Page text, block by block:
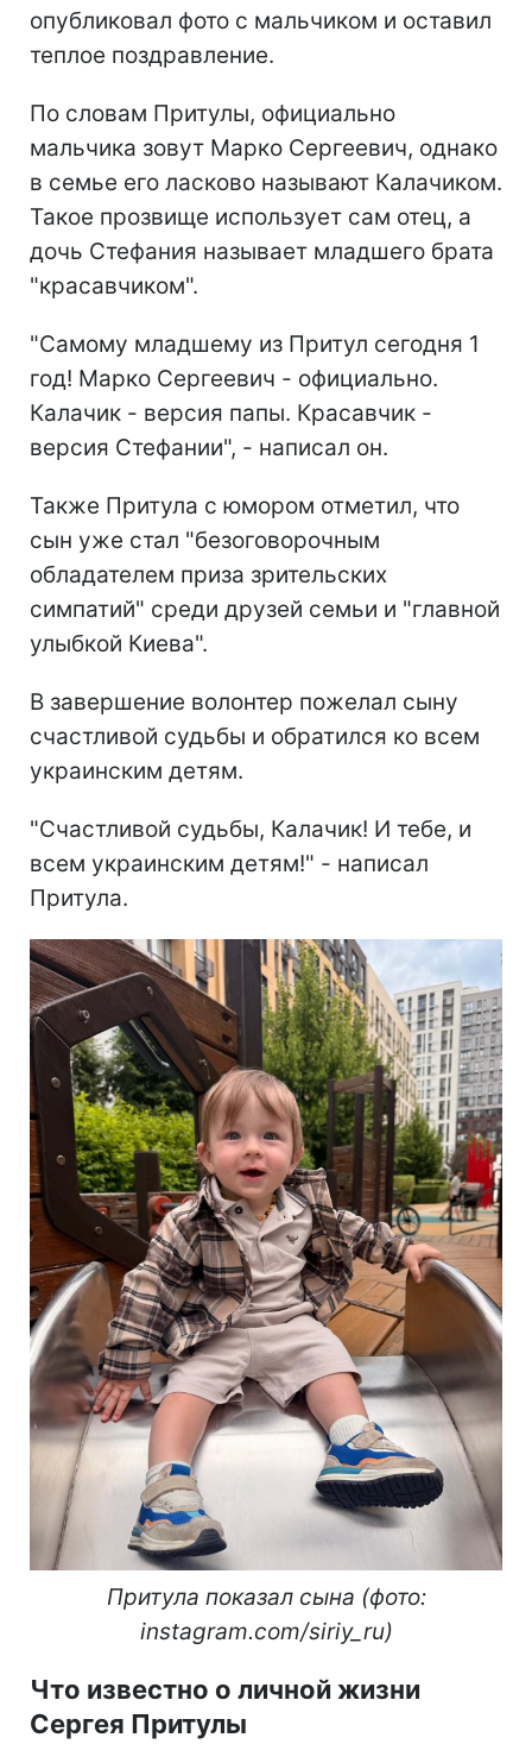
опубликовал фото с мальчиком и оставил
теплое поздравление.
По словам Притулы, официально
мальчика зовут Марко Сергеевич, однако
в семье его ласково называют Калачиком.
Такое прозвище использует сам отец, а
дочь Стефания называет младшего брата
"красавчиком".
"Самому младшему из Притул сегодня 1
год! Марко Сергеевич - официально.
Калачик - версия папы. Красавчик -
версия Стефании", - написал он.
Также Притула с юмором отметил, что
сын уже стал "безоговорочным
обладателем приза зрительских
симпатий" среди друзей семьи и "главной
улыбкой Киева".
В завершение волонтер пожелал сыну
счастливой судьбы и обратился ко всем
украинским детям.
"Счастливой судьбы, Калачик! И тебе, и
всем украинским детям!" - написал
Притула.
Притула показал сына (фото:
instagram.com/siriy_ru)
Что известно о личной жизни
Сергея Притулы